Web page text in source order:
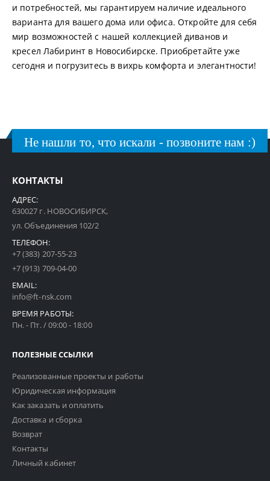
и потребностей, мы гарантируем наличие идеального
варианта для вашего дома или офиса. Откройте для себя
мир возможностей с нашей коллекцией диванов и
кресел Лабиринт в Новосибирске. Приобретайте уже
сегодня и погрузитесь в вихрь комфорта и элегантности!
Не нашли то, что искали - позвоните нам :)
КОНТАКТЫ
АДРЕС:
630027 г. НОВОСИБИРСК,
ул. Объединения 102/2
ТЕЛЕФОН:
+7 (383) 207-55-23
+7 (913) 709-04-00
EMAIL:
info@ft-nsk.com
ВРЕМЯ РАБОТЫ:
Пн. - Пт. / 09:00 - 18:00
ПОЛЕЗНЫЕ ССЫЛКИ
Реализованные проекты и работы
Юридическая информация
Как заказать и оплатить
Доставка и сборка
Возврат
Контакты
Личный кабинет